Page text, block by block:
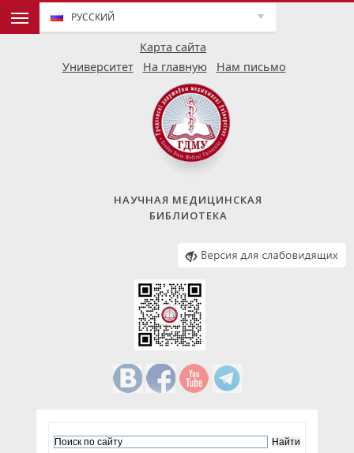
Карта сайта
РУССКИЙ
Университет На главную Нам письмо
НАУЧНАЯ МЕДИЦИНСКАЯ
БИБЛИОТЕКА